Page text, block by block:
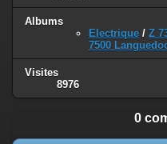
Albums
Electrique / Z
7500
Visites
8976
0